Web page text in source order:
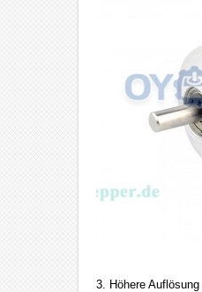
3. Höhere